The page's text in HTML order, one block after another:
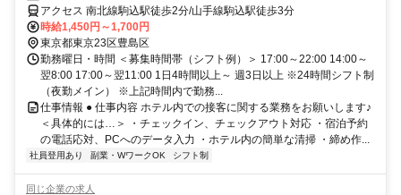
アクセス 南北線駒込駅徒歩2分/山手線駒込駅徒歩3分
時給1,450円～1,700円
東京都東京23区豊島区
勤務曜日・時間 ＜募集時間帯（シフト例）＞ 17:00～22:00 14:00～
翌8:00 17:00～翌11:00 1日4時間以上～ 週3日以上 ※24時間シフト制
（夜勤メイン） ※上記時間内で勤務...
仕事情報 ● 仕事内容 ホテル内での接客に関する業務をお願いします♪
＜具体的には…＞ ・チェックイン、チェックアウト対応 ・宿泊予約
の電話応対、PCへのデータ入力 ・ホテル内の簡単な清掃 ・締め作...
社員登用あり 副業・WワークOK シフト制
同じ企業の求人